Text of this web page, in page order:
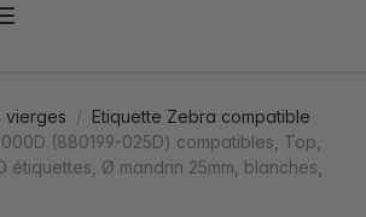
vierges
Etiquette Zebra compatible
(880199-025D) compatibles, Top,
étiquettes, Ø mandrin 25mm, blanches,